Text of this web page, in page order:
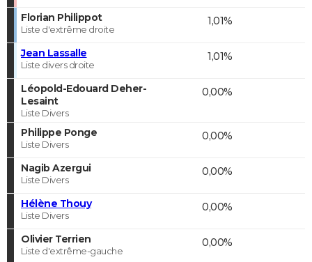
Florian Philippot
Liste d'extrême droite
1,01%
Jean Lassalle
Liste divers droite
1,01%
Léopold-Edouard Deher-
Lesaint
Liste Divers
0,00%
Philippe Ponge
Liste Divers
0,00%
Nagib Azergui
Liste Divers
0,00%
Hélène Thouy
Liste Divers
0,00%
Olivier Terrien
Liste d'extrême-gauche
0,00%